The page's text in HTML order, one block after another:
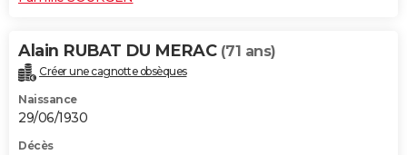
Alain RUBAT DU MERAC (71 ans)
Créer une cagnotte obsèques
Naissance
29/06/1930
Décès